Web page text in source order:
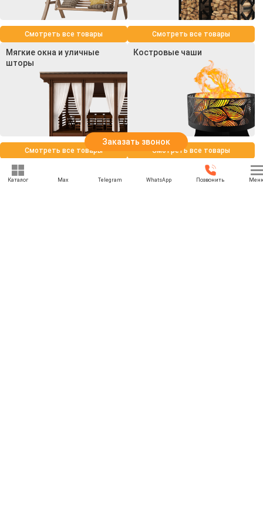
Смотреть все товары Смотреть все товары
Мягкие окна и уличные
шторы
Смотреть все товары
Костровые чаши
Смотреть все товары
Заказать звонок
Каталог Max Telegram WhatsApp Позвонить